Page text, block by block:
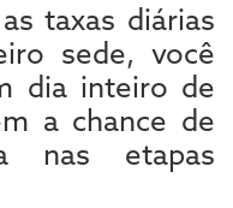
taxas diárias
sede, você
dia inteiro de
a chance de
nas etapas